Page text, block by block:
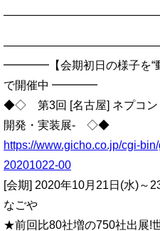
━━━━【会期初日の様子を“
で開催中 ━━━━
◆◇ 第3回 [名古屋] ネプコン
開発・実装展- ◇◆
https://www.gicho.co.jp/cgi-
20201022-00
[会期] 2020年10月21日(水)
なごや
★前回比80社増の750社出展!